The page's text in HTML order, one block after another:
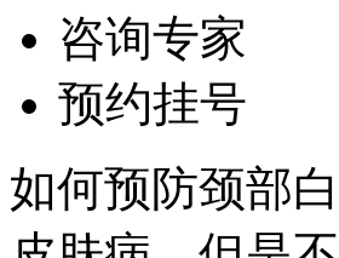
咨询专家
预约挂号
如何预防颈部